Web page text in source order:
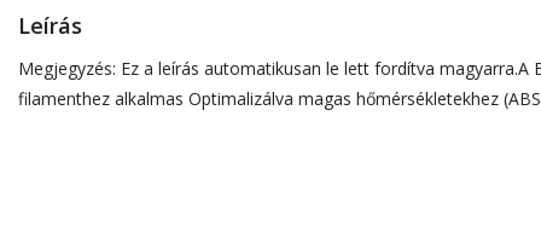
Leírás
Megjegyzés: Ez a leírás automatikusan le lett fordítva
filamenthez alkalmas Optimalizálva magas hőmérsékletekhez